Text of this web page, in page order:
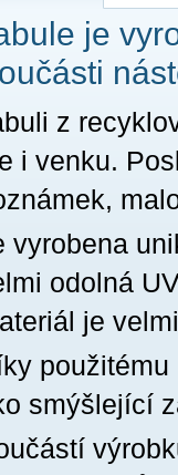
je
z
i venku.
vyrobena
odolná
je
smýšlející